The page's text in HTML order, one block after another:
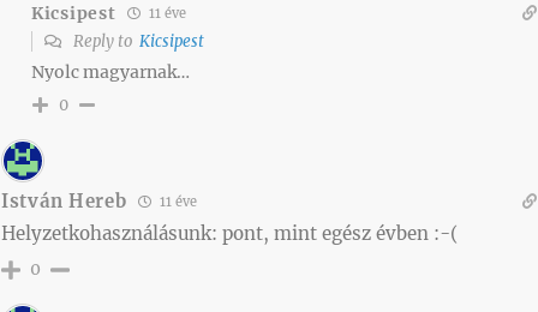
Kicsipest 11 éve
Reply to Kicsipest
Nyolc magyarnak…
0
István Hereb 11 éve
Helyzetkohasználásunk: pont, mint egész évben :-(
0